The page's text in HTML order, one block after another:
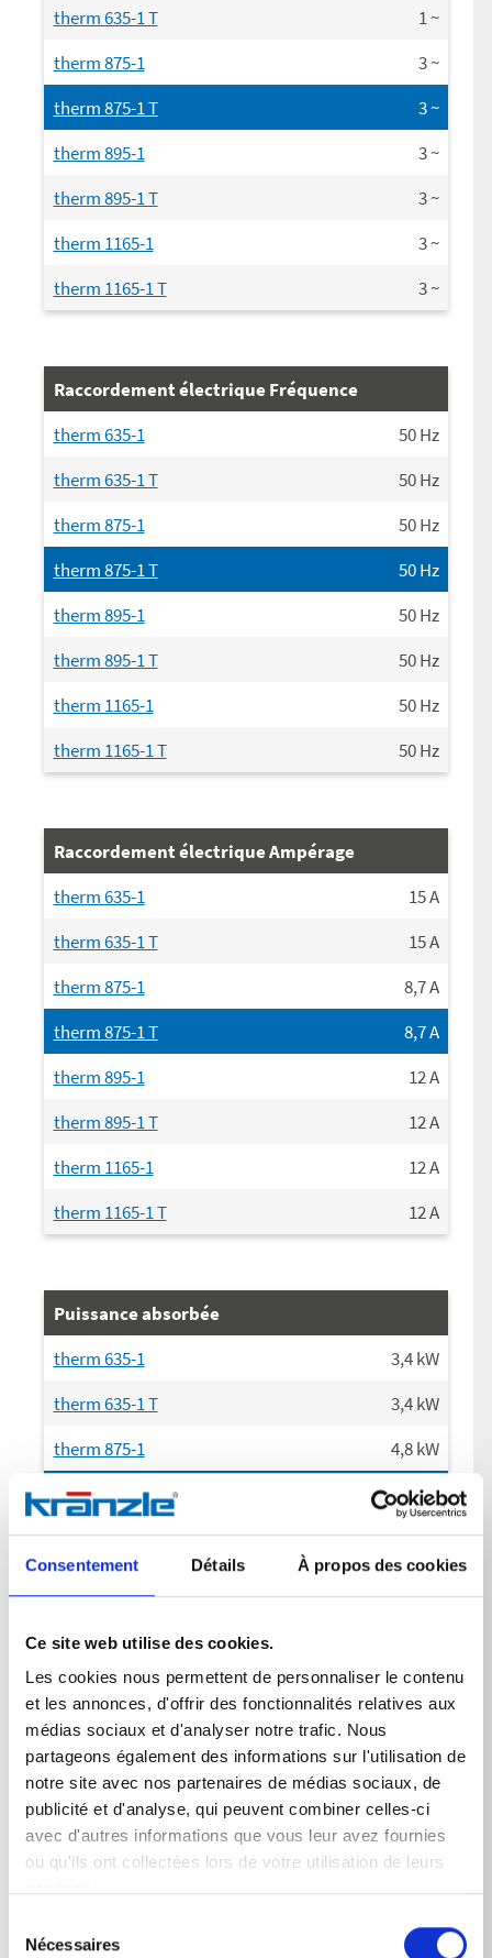
Consentement Détails À propos des cookies
Ce site web utilise des cookies.
Les cookies nous permettent de personnaliser le contenu
et les annonces, d'offrir des fonctionnalités relatives aux
médias sociaux et d'analyser notre trafic. Nous
partageons également des informations sur l'utilisation de
notre site avec nos partenaires de médias sociaux, de
publicité et d'analyse, qui peuvent combiner celles-ci
avec d'autres informations que vous leur avez fournies
ou qu'ils ont collectées lors de votre utilisation de leurs
Nécessaires
therm 635-1 T
1~
therm 875-1
3~
therm 875-1 T
3~
therm 895-1
3~
therm 895-1 T
3~
therm 1165-1
3~
therm 1165-1 T
3~
Raccordement électrique Fréquence
therm 635-1
50Hz
therm 635-1 T
50Hz
therm 875-1
50Hz
therm 875-1 T
50Hz
therm 895-1
50Hz
therm 895-1 T
50Hz
therm 1165-1
50Hz
therm 1165-1 T
50Hz
Raccordement électrique Ampérage
therm 635-1
15A
therm 635-1 T
15A
therm 875-1
8,7A
therm 875-1 T
8,7A
therm 895-1
12A
therm 895-1 T
12A
therm 1165-1
12A
therm 1165-1 T
12A
Puissance absorbée
therm 635-1
3,4kW
therm 635-1 T
3,4kW
therm 875-1
4,8kW
therm 875-1 T
4,8kW
therm 895-1
6,4kW
therm 1165-1 T
6,4kW
Puissance restituée
therm 635-1
2,3 kW
therm 635-1 T
2,3kW